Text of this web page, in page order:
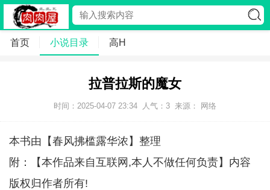
首页 小说目录 高H
拉普拉斯的魔女
时间：2025-04-07 23:34 人气： 3 来源： 网络
本书由【春风拂槛露华浓】整理
附：【本作品来自互联网,本人不做任何负责】内容
版权归作者所有!